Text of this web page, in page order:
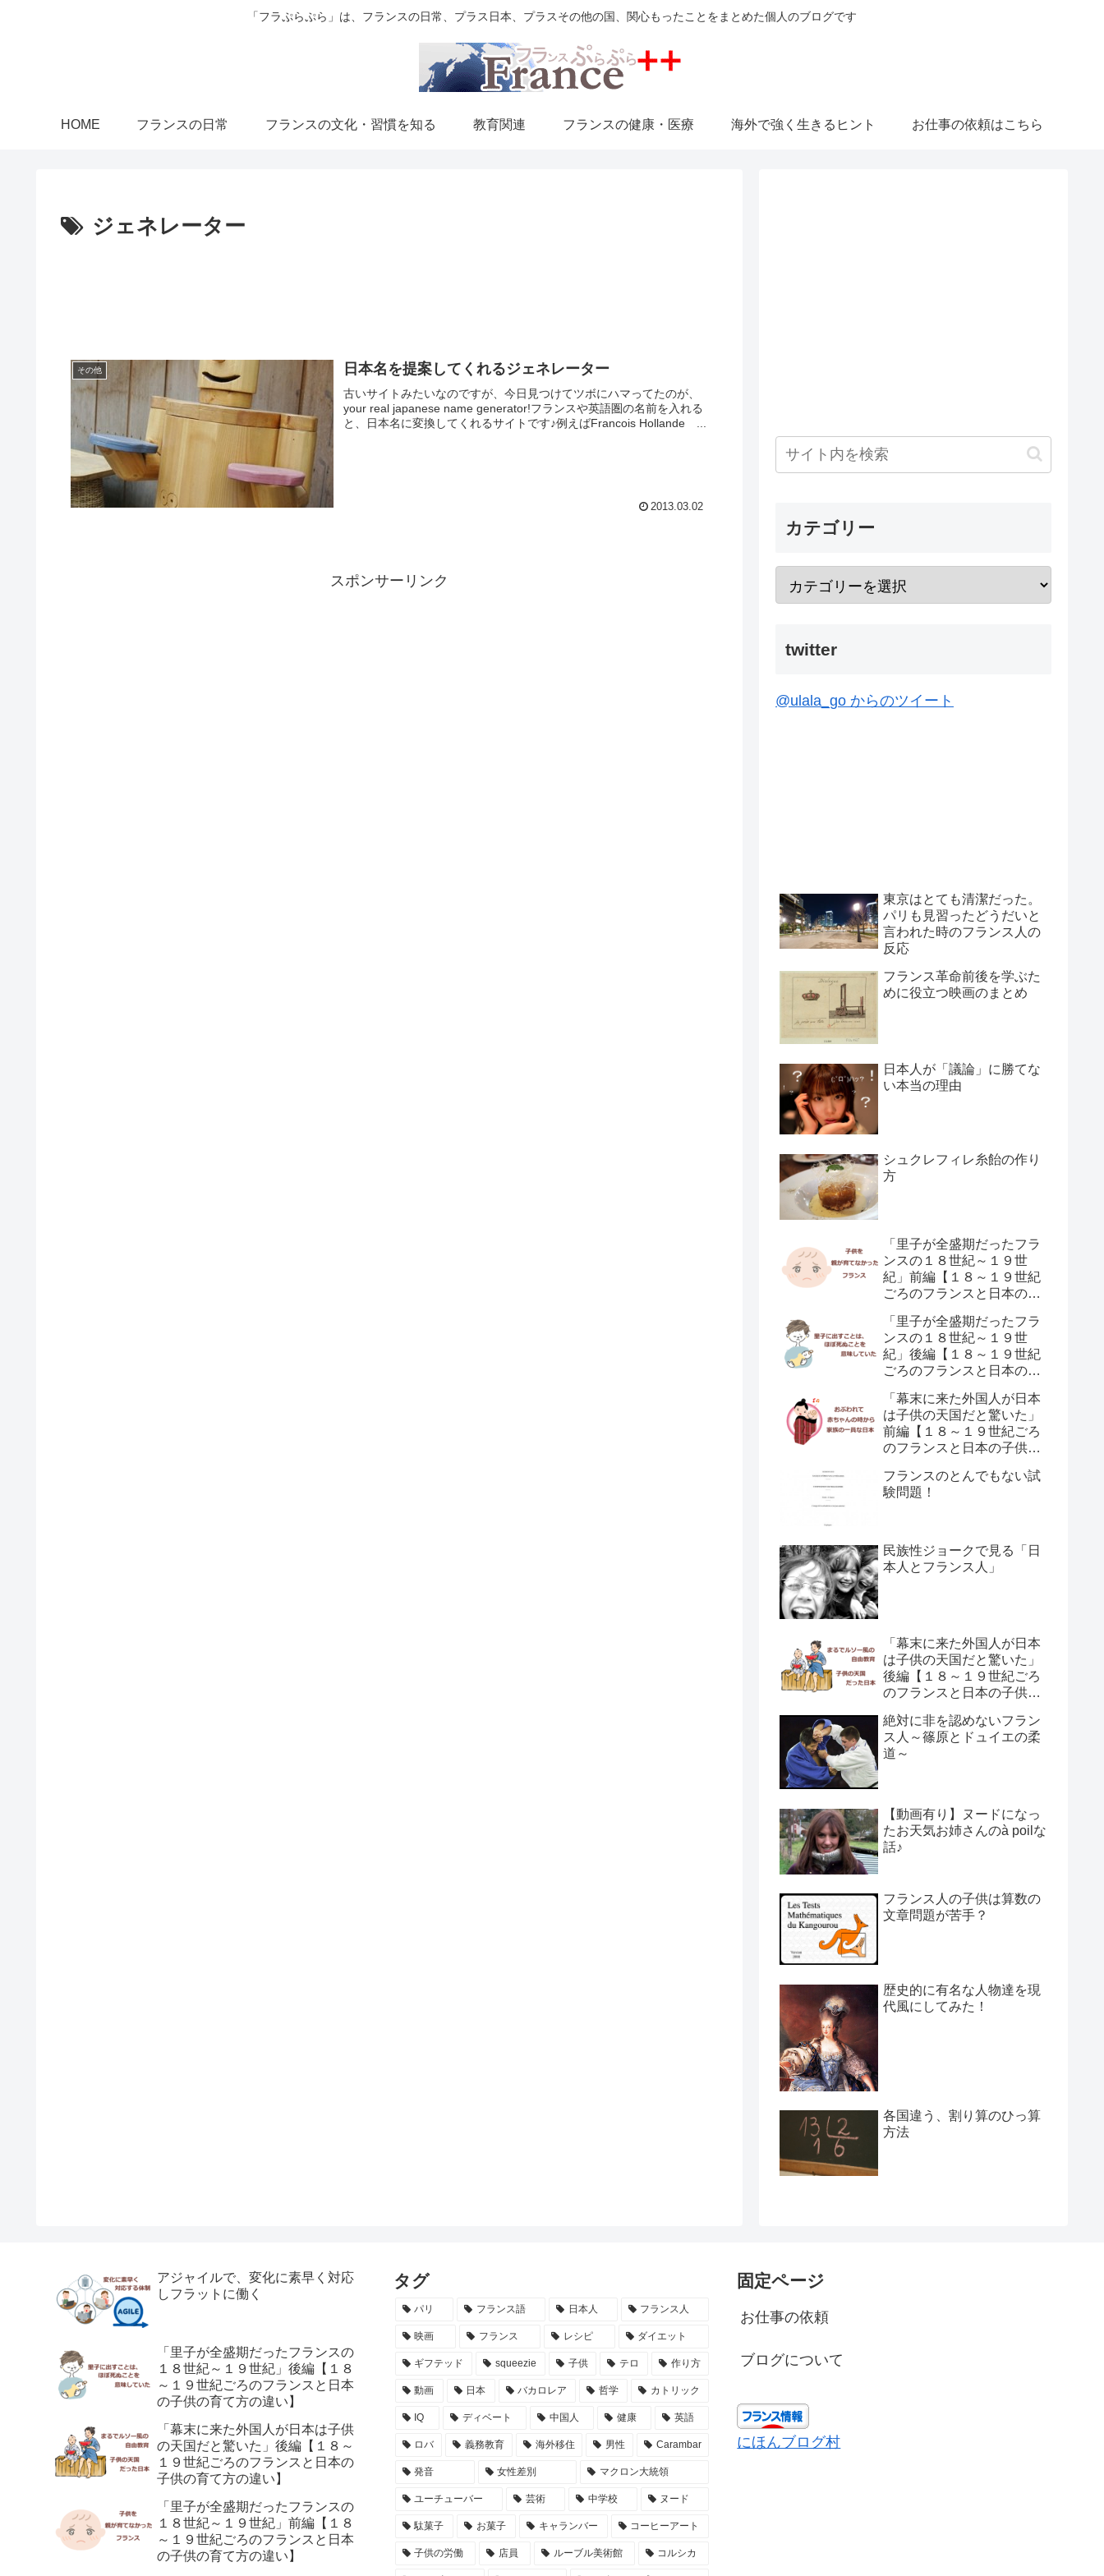
「フラぷらぷら」は、フランスの日常、プラス日本、プラスその他の国、関心もったことをまとめた個人のブログです
HOME フランスの日常 フランスの文化・習慣を知る 教育関連 フランスの健康・医療 海外で強く生きるヒント お仕事の依頼はこちら
ジェネレーター
その他 日本名を提案してくれるジェネレーター
古いサイトみたいなのですが、今日見つけてツボにハマってたのが、
your real japanese name generator!フランスや英語圏の名前を入れる
と、日本名に変換してくれるサイトです♪例えばFrancois Hollande ...
2013.03.02
スポンサーリンク
カテゴリー
twitter
@ulala_go からのツイート
東京はとても清潔だった。
パリも見習ったどうだいと
言われた時のフランス人の
反応
フランス革命前後を学ぶた
めに役立つ映画のまとめ
日本人が「議論」に勝てな
い本当の理由
シュクレフィレ糸飴の作り
方
「里子が全盛期だったフラ
ンスの１８世紀～１９世
紀」前編【１８～１９世紀
ごろのフランスと日本の子
「里子が全盛期だったフラ
ンスの１８世紀～１９世
紀」後編【１８～１９世紀
ごろのフランスと日本の子
「幕末に来た外国人が日本
は子供の天国だと驚いた」
前編【１８～１９世紀ごろ
のフランスと日本の子供の
フランスのとんでもない試
験問題！
民族性ジョークで見る「日
本人とフランス人」
「幕末に来た外国人が日本
は子供の天国だと驚いた」
後編【１８～１９世紀ごろ
のフランスと日本の子供の
絶対に非を認めないフラン
ス人～篠原とドュイエの柔
道～
【動画有り】ヌードになっ
たお天気お姉さんのà poilな
話♪
フランス人の子供は算数の
文章問題が苦手？
歴史的に有名な人物達を現
代風にしてみた！
各国違う、割り算のひっ算
方法
アジャイルで、変化に素早く対応
しフラットに働く
「里子が全盛期だったフランスの
１８世紀～１９世紀」後編【１８
～１９世紀ごろのフランスと日本
の子供の育て方の違い】
「幕末に来た外国人が日本は子供
の天国だと驚いた」後編【１８～
１９世紀ごろのフランスと日本の
子供の育て方の違い】
「里子が全盛期だったフランスの
１８世紀～１９世紀」前編【１８
～１９世紀ごろのフランスと日本
の子供の育て方の違い】
タグ
パリ フランス語 日本人 フランス人
映画 フランス レシピ ダイエット
ギフテッド squeezie 子供 テロ 作り方
動画 日本 バカロレア 哲学 カトリック
IQ ディベート 中国人 健康 英語
ロバ 義務教育 海外移住 男性 Carambar
発音 女性差別 マクロン大統領
ユーチューバー 芸術 中学校 ヌード
駄菓子 お菓子 キャランバー コーヒーアート
子供の労働 店員 ルーブル美術館 コルシカ
固定ページ
お仕事の依頼
ブログについて
にほんブログ村